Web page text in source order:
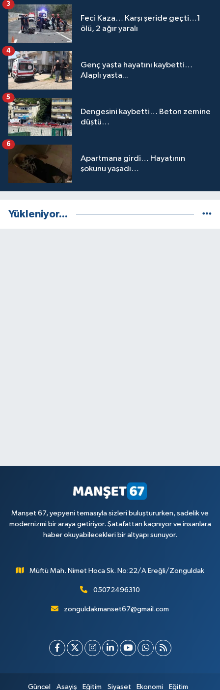
Feci Kaza… Karşı şeride geçti…1
ölü, 2 ağır yaralı
3
Genç yaşta hayatını kaybetti…
Alaplı yasta...
4
Dengesini kaybetti… Beton zemine
düştü…
5
Apartmana girdi… Hayatının
şokunu yaşadı…
6
Yükleniyor...
Manşet 67, yepyeni temasıyla sizleri buluştururken, sadelik ve
modernizmi bir araya getiriyor. Şatafattan kaçınıyor ve insanlara
haber okuyabilecekleri bir altyapı sunuyor.
Müftü Mah. Nimet Hoca Sk. No:22/A Ereğli/Zonguldak
05072496310
zonguldakmanset67@gmail.com
Güncel Asayiş Eğitim Siyaset Ekonomi Eğitim